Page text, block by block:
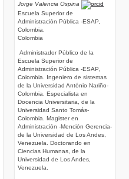
Jorge Valencia Ospina
Escuela Superior de
Administración Pública -ESAP,
Colombia.
Colombia
Administrador Público de la
Escuela Superior de
Administración Pública -ESAP,
Colombia. Ingeniero de sistemas
de la Universidad António Nariño-
Colombia. Especialista en
Docencia Universitaria, de la
Universidad Santo Tomás-
Colombia. Magister en
Administración -Mención Gerencia-
de la Universidad de Los Andes,
Venezuela. Doctorando en
Ciencias Humanas, de la
Universidad de Los Andes,
Venezuela.